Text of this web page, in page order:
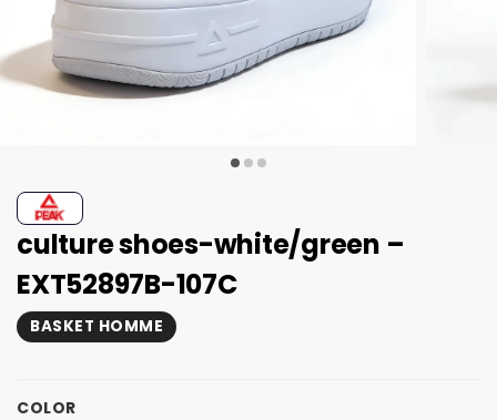
culture shoes-white/green –
EXT52897B-107C
BASKET HOMME
COLOR